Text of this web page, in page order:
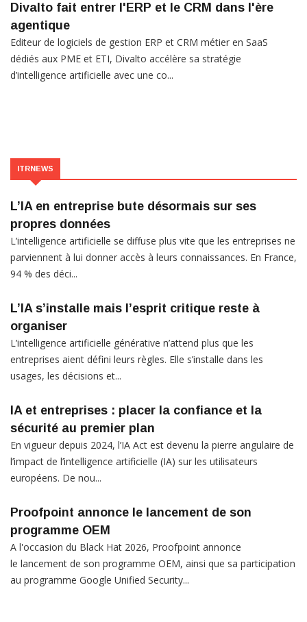
Divalto fait entrer l'ERP et le CRM dans l'ère
agentique
Editeur de logiciels de gestion ERP et CRM métier en SaaS
dédiés aux PME et ETI, Divalto accélère sa stratégie
d’intelligence artificielle avec une co...
ITRNEWS
L’IA en entreprise bute désormais sur ses
propres données
L’intelligence artificielle se diffuse plus vite que les entreprises ne
parviennent à lui donner accès à leurs connaissances. En France,
94 % des déci...
L’IA s’installe mais l’esprit critique reste à
organiser
L’intelligence artificielle générative n’attend plus que les
entreprises aient défini leurs règles. Elle s’installe dans les
usages, les décisions et...
IA et entreprises : placer la confiance et la
sécurité au premier plan
En vigueur depuis 2024, l’IA Act est devenu la pierre angulaire de
l’impact de l’intelligence artificielle (IA) sur les utilisateurs
européens. De nou...
Proofpoint annonce le lancement de son
programme OEM
A l'occasion du Black Hat 2026, Proofpoint annonce
le lancement de son programme OEM, ainsi que sa participation
au programme Google Unified Security...